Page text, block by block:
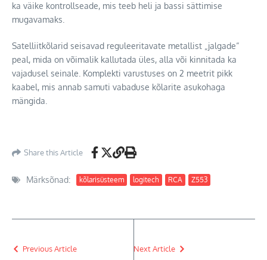
ka väike kontrollseade, mis teeb heli ja bassi sättimise
mugavamaks.
Satelliitkõlarid seisavad reguleeritavate metallist „jalgade“
peal, mida on võimalik kallutada üles, alla või kinnitada ka
vajadusel seinale. Komplekti varustuses on 2 meetrit pikk
kaabel, mis annab samuti vabaduse kõlarite asukohaga
mängida.
Share this Article
Märksõnad: kõlarisüsteem logitech RCA Z553
Previous Article Next Article